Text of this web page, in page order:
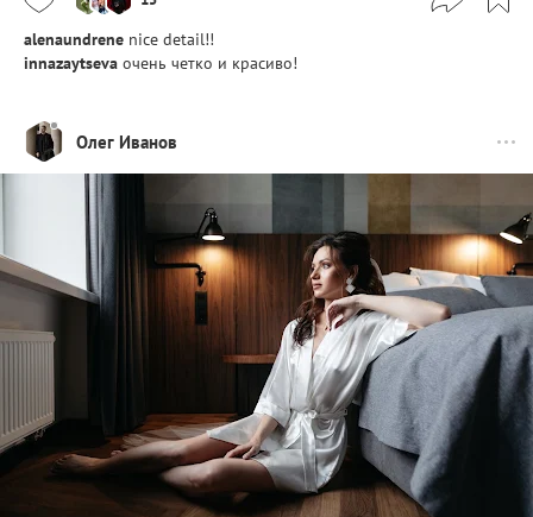
alenaundrene nice detail!!
innazaytseva очень четко и красиво!
Олег Иванов